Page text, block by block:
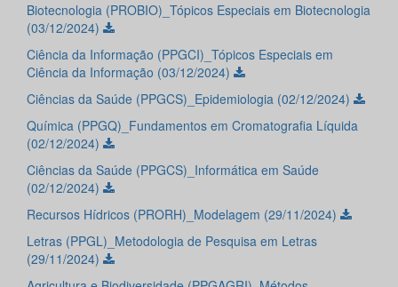
Biotecnologia (PROBIO)_Tópicos Especiais em Biotecnologia
(03/12/2024)
Ciência da Informação (PPGCI)_Tópicos Especiais em
Ciência da Informação (03/12/2024)
Ciências da Saúde (PPGCS)_Epidemiologia (02/12/2024)
Química (PPGQ)_Fundamentos em Cromatografia Líquida
(02/12/2024)
Ciências da Saúde (PPGCS)_Informática em Saúde
(02/12/2024)
Recursos Hídricos (PRORH)_Modelagem (29/11/2024)
Letras (PPGL)_Metodologia de Pesquisa em Letras
(29/11/2024)